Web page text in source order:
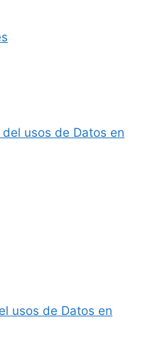
usos de Datos en
usos de Datos en